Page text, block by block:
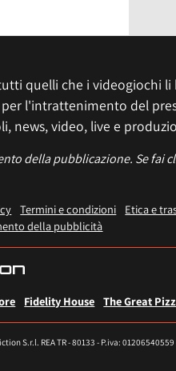
quelli che i videogiochi
l'intrattenimento del
news, video, live e
della pubblicazione. Se fai
Termini e condizioni Etica e
della pubblicità
Fidelity House The Great
S.r.l. REA TR - 80133 - P.iva: